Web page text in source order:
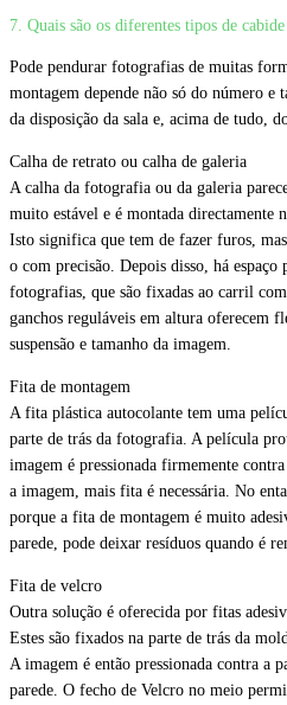
7. Quais são os diferentes tipos de
Pode pendurar fotografias de muitas
montagem depende não só do número e
da disposição da sala e, acima de tudo,
Calha de retrato ou calha de galeria
A calha da fotografia ou da galeria
muito estável e é montada directamente
Isto significa que tem de fazer furos,
o com precisão. Depois disso, há espaço
fotografias, que são fixadas ao carril
ganchos reguláveis em altura oferecem
suspensão e tamanho da imagem.
Fita de montagem
A fita plástica autocolante tem uma
parte de trás da fotografia. A película
imagem é pressionada firmemente
a imagem, mais fita é necessária. No
porque a fita de montagem é muito
parede, pode deixar resíduos quando é
Fita de velcro
Outra solução é oferecida por fitas
Estes são fixados na parte de trás da
A imagem é então pressionada contra a
parede. O fecho de Velcro no meio